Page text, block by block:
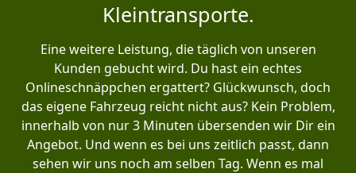
Kleintransporte.
Eine weitere Leistung, die täglich von unseren
Kunden gebucht wird. Du hast ein echtes
Onlineschnäppchen ergattert? Glückwunsch, doch
das eigene Fahrzeug reicht nicht aus? Kein Problem,
innerhalb von nur 3 Minuten übersenden wir Dir ein
Angebot. Und wenn es bei uns zeitlich passt, dann
sehen wir uns noch am selben Tag. Wenn es mal